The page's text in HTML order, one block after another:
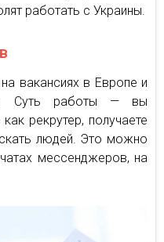
работать с Украины.
вакансиях в Европе и
Суть работы — вы
рекрутер, получаете
людей. Это можно
мессенджеров, на